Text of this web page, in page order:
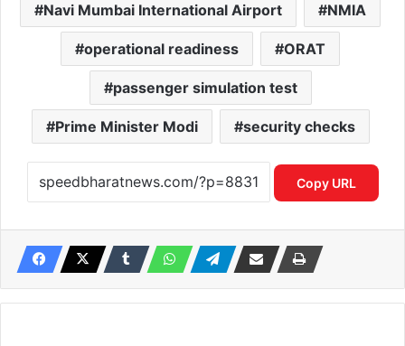
Navi Mumbai International Airport NMIA
operational readiness ORAT
passenger simulation test
Prime Minister Modi security checks
Copy URL